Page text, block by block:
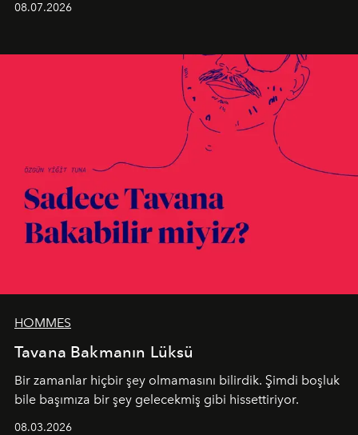
08.07.2026
HOMMES
Tavana Bakmanın Lüksü
Bir zamanlar hiçbir şey olmamasını bilirdik. Şimdi boşluk
bile başımıza bir şey gelecekmiş gibi hissettiriyor.
08.03.2026